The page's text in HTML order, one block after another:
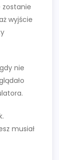
zostanie
wyjście
nie
musiał